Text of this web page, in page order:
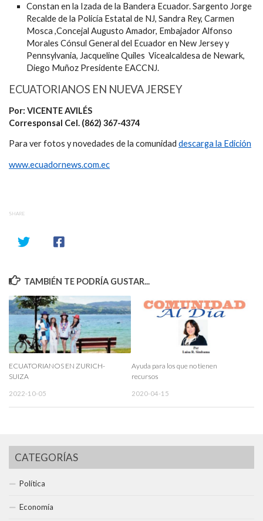
Constan en la Izada de la Bandera Ecuador. Sargento Jorge
Recalde de la Policía Estatal de NJ, Sandra Rey, Carmen
Mosca ,Concejal Augusto Amador, Embajador Alfonso
Morales Cónsul General del Ecuador en New Jersey y
Pennsylvania, Jacqueline Quiles Vicealcaldesa de Newark,
Diego Muñoz Presidente EACCNJ.
ECUATORIANOS EN NUEVA JERSEY
Por: VICENTE AVILÉS
Corresponsal Cel. (862) 367-4374
Para ver fotos y novedades de la comunidad descarga la Edición
www.ecuadornews.com.ec
SHARE
TAMBIÉN TE PODRÍA GUSTAR...
ECUATORIANOS EN ZURICH-
SUIZA
2022-10-05
Ayuda para los que no tienen
recursos
2020-04-15
CATEGORÍAS
Política
Economía